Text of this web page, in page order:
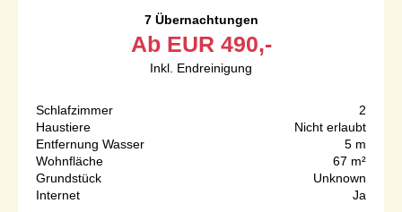
7 Übernachtungen
Ab EUR 490,-
Inkl. Endreinigung
Schlafzimmer
2
Haustiere
Nicht erlaubt
Entfernung Wasser
5 m
Wohnfläche
67 m²
Grundstück
Unknown
Internet
Ja